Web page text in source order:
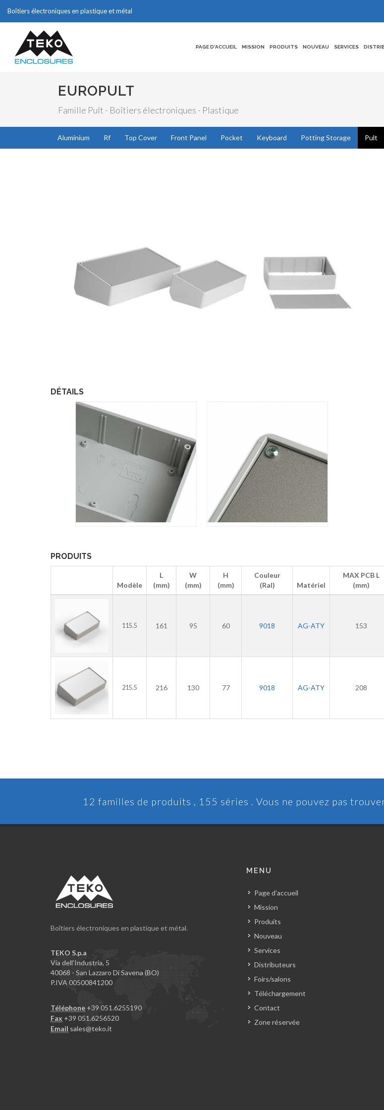
Boîtiers électroniques en plastique et métal
PAGE D'ACCUEIL MISSION PRODUITS NOUVEAU SERVICES
EUROPULT
Famille Pult - Boîtiers électroniques - Plastique
Aluminium Rf Top Cover Front Panel Pocket Keyboard Potting Storage Pult
DÉTAILS
PRODUITS
Modèle
L
(mm)
W
(mm)
H
(mm)
Couleur
(Ral)
Matériel
MAX PCB L
(mm)
115.5 161 95 60 9018 AG-ATY 153
215.5 216 130 77 9018 AG-ATY 208
12 familles de produits , 155 séries . Vous ne pouvez pas
Boîtiers électroniques en plastique et métal.
TEKO S.p.a
Via dell'Industria, 5
40068 - San Lazzaro Di Savena (BO)
P.IVA 00500841200
Téléphone +39 051.6255190
Fax +39 051.6256520
Email sales@teko.it
MENU
Page d'accueil
Mission
Produits
Nouveau
Services
Distributeurs
Foirs/salons
Téléchargement
Contact
Zone réservée